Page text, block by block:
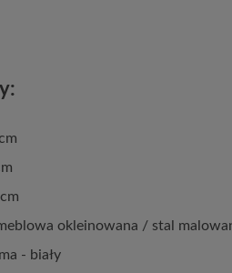
okleinowana / stal
- biały